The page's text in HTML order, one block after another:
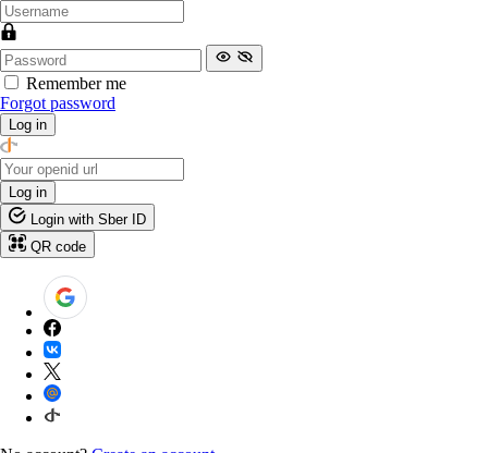
Remember me
Forgot password
Log in
Log in
Login with Sber ID
QR code